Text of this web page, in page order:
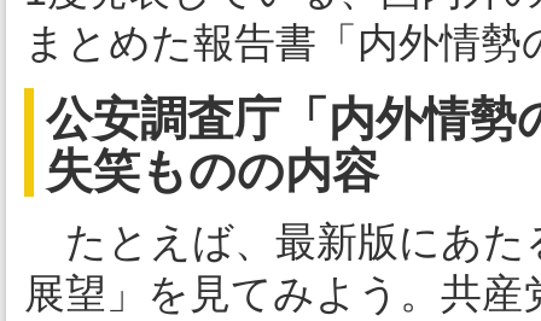
まとめた報告書「内外情
公安調査庁「内外情勢
失笑ものの内容
たとえば、最新版にあた
展望」を見てみよう。共